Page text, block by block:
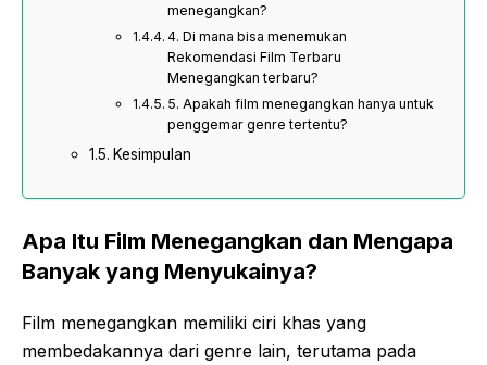
menegangkan?
4. Di mana bisa menemukan
Rekomendasi Film Terbaru
Menegangkan terbaru?
5. Apakah film menegangkan hanya untuk
penggemar genre tertentu?
Kesimpulan
Apa Itu Film Menegangkan dan Mengapa
Banyak yang Menyukainya?
Film menegangkan memiliki ciri khas yang
membedakannya dari genre lain, terutama pada